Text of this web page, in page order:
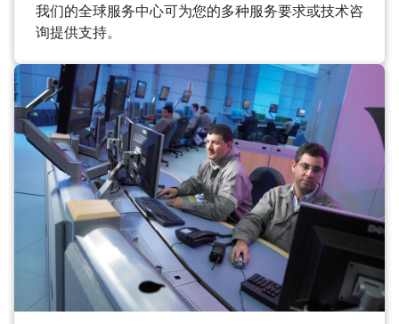
我们的全球服务中心可为您的多种服务要求或技术咨
询提供支持。